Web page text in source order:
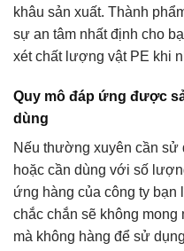
khâu sản xuất. Thành
sự an tâm nhất định cho
xét chất lượng vật PE khi
Quy mô đáp ứng được
dùng
Nếu thường xuyên cần sử
hoặc cần dùng với số
ứng hàng của công ty bạn
chắc chắn sẽ không
mà không hàng để sử